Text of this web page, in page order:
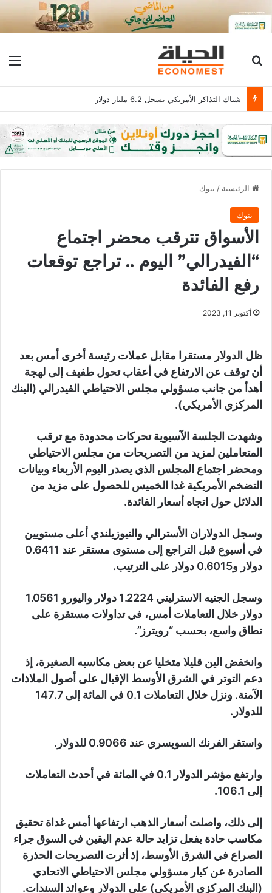
بحث عن
شباك التذاكر الأمريكي يسجل 6.2 مليار دولار
الرئيسية / بنوك
بنوك
الأسواق تترقب محضر اجتماع
“الفيدرالي” اليوم .. تراجع توقعات
رفع الفائدة
أكتوبر 11, 2023
ظل الدولار مستقرا مقابل عملات رئيسة أخرى أمس بعد
أن توقف عن الارتفاع في أعقاب تحول طفيف إلى لهجة
أهدأ من جانب مسؤولي مجلس الاحتياطي الفيدرالي (البنك
المركزي الأمريكي).
وشهدت الجلسة الآسيوية تحركات محدودة مع ترقب
المتعاملين لمزيد من التصريحات من مجلس الاحتياطي
ومحضر اجتماع المجلس الذي يصدر اليوم الأربعاء وبيانات
التضخم الأمريكية غدا الخميس للحصول على مزيد من
الدلائل حول اتجاه أسعار الفائدة.
وسجل الدولاران الأسترالي والنيوزيلندي أعلى مستويين
في أسبوع قبل التراجع إلى مستوى مستقر عند 0.6411
دولار و0.6015 دولار على الترتيب.
وسجل الجنيه الاسترليني 1.2224 دولار واليورو 1.0561
دولار خلال التعاملات أمس، في تداولات مستقرة على
نطاق واسع، بحسب “رويترز”.
وانخفض الين قليلا متخليا عن بعض مكاسبه الصغيرة، إذ
دعم التوتر في الشرق الأوسط الإقبال على أصول الملاذات
الآمنة. ونزل خلال التعاملات 0.1 في المائة إلى 147.7
للدولار.
واستقر الفرنك السويسري عند 0.9066 للدولار.
وارتفع مؤشر الدولار 0.1 في المائة في أحدث التعاملات
إلى 106.1.
إلى ذلك، واصلت أسعار الذهب ارتفاعها أمس غداة تحقيق
مكاسب حادة بفعل تزايد حالة عدم اليقين في السوق جراء
الصراع في الشرق الأوسط، إذ أثرت التصريحات الحذرة
الصادرة عن كبار مسؤولي مجلس الاحتياطي الاتحادي
(البنك المركزي الأمريكي) على الدولار وعوائد السندات.